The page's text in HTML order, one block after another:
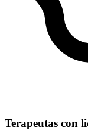
Terapeutas con